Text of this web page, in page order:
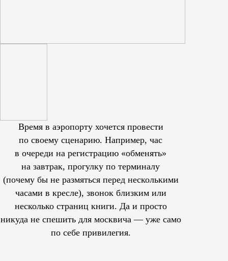
Время в аэропорту хочется провести
по своему сценарию. Например, час
в очереди на регистрацию «обменять»
на завтрак, прогулку по терминалу
(почему бы не размяться перед несколькими
часами в кресле), звонок близким или
несколько страниц книги. Да и просто
никуда не спешить для москвича — уже само
по себе привилегия.